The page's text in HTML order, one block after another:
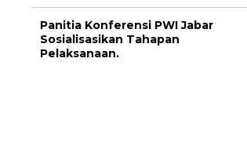
Panitia Konferensi PWI Jabar
Sosialisasikan Tahapan
Pelaksanaan.